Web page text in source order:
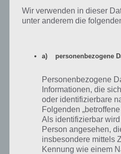
Vor jedem Rennen könnt ihr euch
einzusetzen. So gibt es Doppel-
kostenlos. Zwingend notwendig sind
solltest du einsetzen, wenn du in
Spielen willst und dabei viele freie
den 5-Sternen bei den Rennen am
Der Nitro-Auflader und Zusatztank
wenn du im Mehrspieler bist oder
es ohne Upgrade des Fahrzeugs
Wir verwenden in dieser
unter anderem die
a) personenbezogene
Personenbezogene
Informationen, die
oder identifizierbare
Folgenden
Als identifizierbar
Person angesehen,
insbesondere mittels
Kennung wie einem